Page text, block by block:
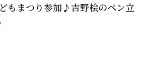
もまつり参加♪吉野桧のペン立